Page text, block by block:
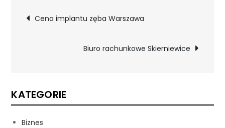
Nawigacja
wpisu
Cena implantu zęba Warszawa
Biuro rachunkowe Skierniewice
KATEGORIE
Biznes